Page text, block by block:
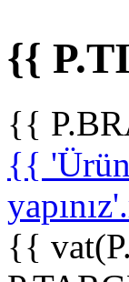
{{
{{
{{
{{